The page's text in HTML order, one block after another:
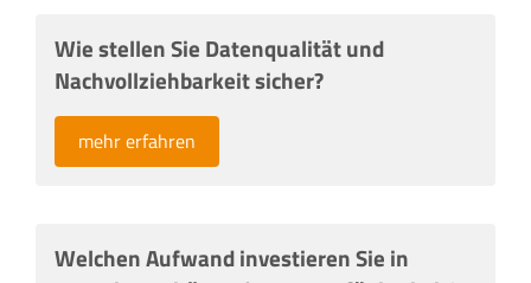
Wie stellen Sie Datenqualität und
Nachvollziehbarkeit sicher?
mehr erfahren
Welchen Aufwand investieren Sie in